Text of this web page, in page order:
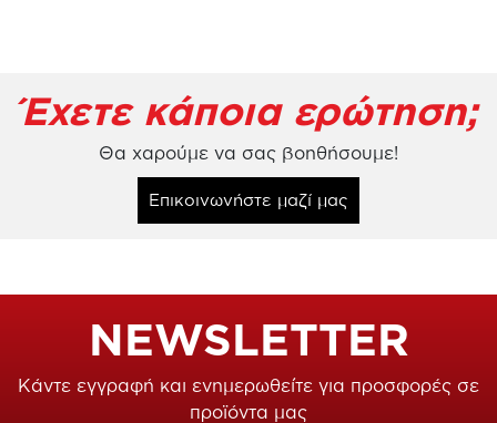
Έχετε κάποια ερώτηση;
Θα χαρούμε να σας βοηθήσουμε!
Επικοινωνήστε μαζί μας
NEWSLETTER
Κάντε εγγραφή και ενημερωθείτε για προσφορές σε
προϊόντα μας